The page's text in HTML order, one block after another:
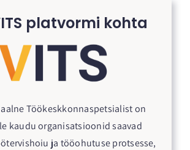
platvormi kohta
Töökeskkonnaspetsialist on
kaudu organisatsioonid saavad
ja tööohutuse protsesse,